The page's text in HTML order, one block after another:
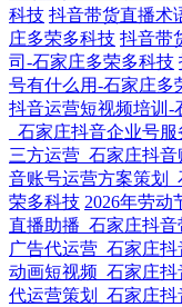
科技 抖音带货直播术
庄多荣多科技 抖音带
司-石家庄多荣多科技
号有什么用-石家庄多
抖音运营短视频培训-
_石家庄抖音企业号
三方运营_石家庄抖
音账号运营方案策划
荣多科技 2026年劳动
直播助播_石家庄抖
广告代运营_石家庄
动画短视频_石家庄
代运营策划_石家庄